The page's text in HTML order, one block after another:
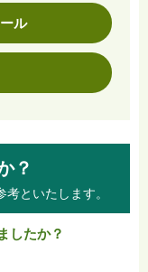
ル
？
といたします。
したか？